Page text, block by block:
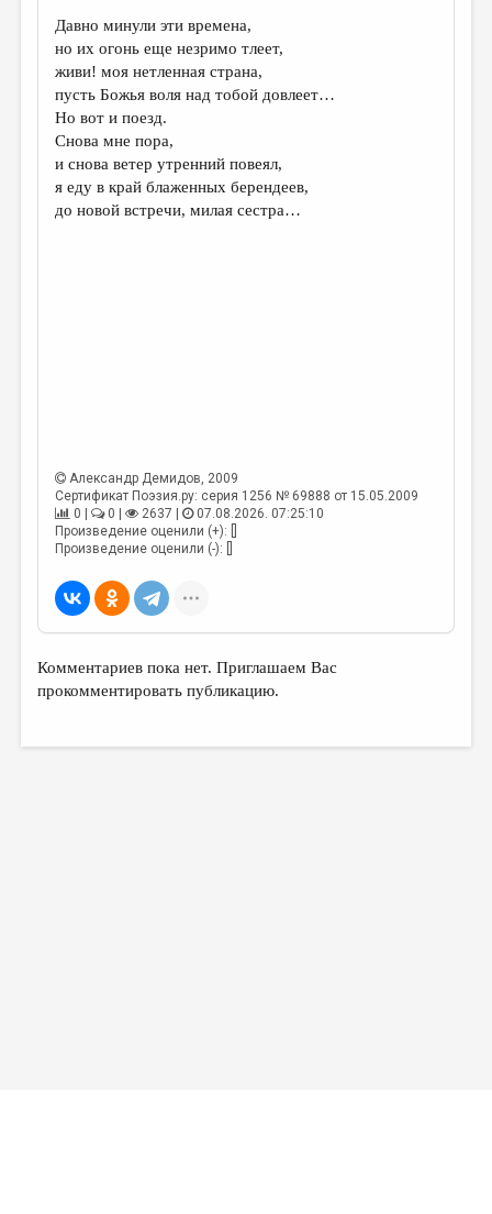
Давно минули эти времена,
но их огонь еще незримо тлеет,
живи! моя нетленная страна,
пусть Божья воля над тобой довлеет…
Но вот и поезд.
Снова мне пора,
и снова ветер утренний повеял,
я еду в край блаженных берендеев,
до новой встречи, милая сестра…
Александр Демидов, 2009
Сертификат Поэзия.ру: серия 1256 № 69888 от 15.05.2009
0 |
0 | 2637 |
07.08.2026. 07:25:10
Произведение оценили (+): []
Произведение оценили (-): []
Комментариев пока нет. Приглашаем Вас
прокомментировать публикацию.